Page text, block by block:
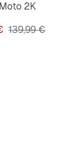
2K
Originalna
139,99 €